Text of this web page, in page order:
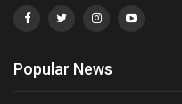
Popular News